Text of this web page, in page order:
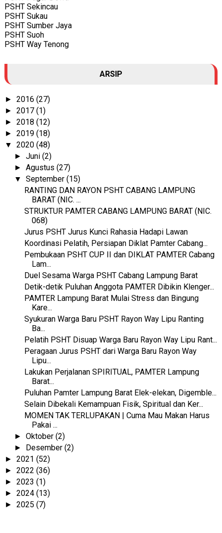
PSHT Sekincau
PSHT Sukau
PSHT Sumber Jaya
PSHT Suoh
PSHT Way Tenong
ARSIP
► 2016 (27)
► 2017 (1)
► 2018 (12)
► 2019 (18)
▼ 2020 (48)
►Juni(2)
►Agustus(27)
▼September(15)
RANTING DAN RAYON PSHT CABANG LAMPUNG
BARAT (NIC. ...
STRUKTUR PAMTER CABANG LAMPUNG BARAT (NIC.
068)
Jurus PSHT Jurus Kunci Rahasia Hadapi Lawan
Koordinasi Pelatih, Persiapan Diklat Pamter Cabang...
Pembukaan PSHT CUP II dan DIKLAT PAMTER Cabang
Lam...
Duel Sesama Warga PSHT Cabang Lampung Barat
Detik-detik Puluhan Anggota PAMTER Dibikin Klenger...
PAMTER Lampung Barat Mulai Stress dan Bingung
Kare...
Syukuran Warga Baru PSHT Rayon Way Lipu Ranting
Ba...
Pelatih PSHT Disuap Warga Baru Rayon Way Lipu Rant...
Peragaan Jurus PSHT dari Warga Baru Rayon Way
Lipu...
Lakukan Perjalanan SPIRITUAL, PAMTER Lampung
Barat...
Puluhan Pamter Lampung Barat Elek-elekan, Digemble...
Selain Dibekali Kemampuan Fisik, Spiritual dan Ker...
MOMEN TAK TERLUPAKAN | Cuma Mau Makan Harus
Pakai ...
►Oktober(2)
► Desember(2)
► 2021 (52)
► 2022 (36)
► 2023 (1)
► 2024 (13)
► 2025 (7)